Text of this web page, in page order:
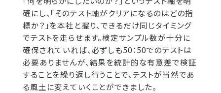
確にし、「そのテスト軸がクリアになるのはどの指
標か？」を本社と握り、できるだけ同じタイミング
でテストを走らせます。検定サンプル数が十分に
確保されていれば、必ずしも50：50でのテストは
必要ありませんが、結果を統計的な有意差で検証
することを繰り返し行うことで、テストが当然であ
る風土に変えていくことができました。